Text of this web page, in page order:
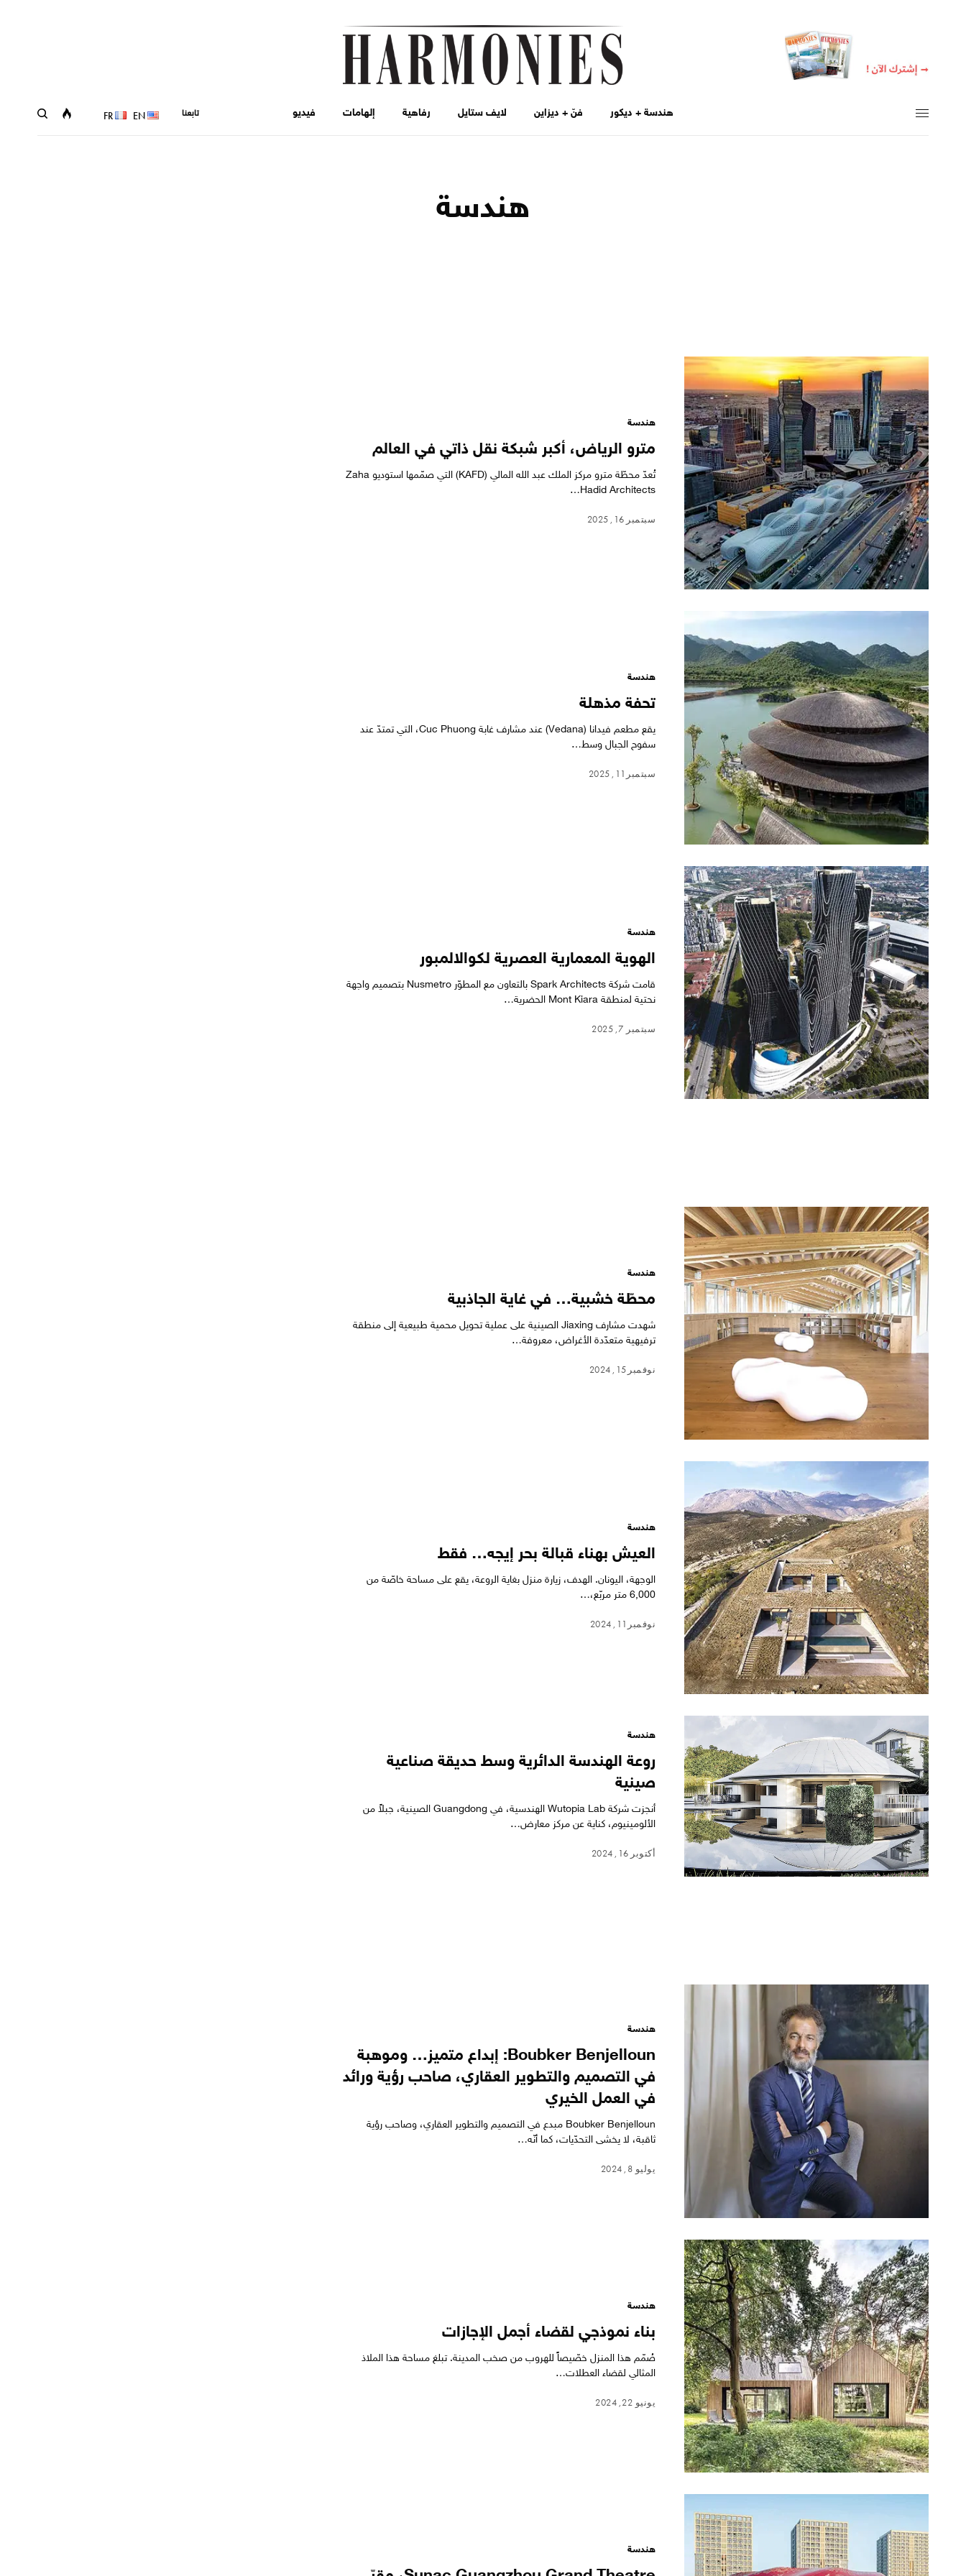
هندسة + ديكور فنّ + ديزاين لايف ستايل رفاهية إلهامات فيديو تابعنا EN
FR
هندسة
هندسة
مترو الرياض، أكبر شبكة نقل ذاتي في العالم
تُعدّ محطّة مترو مركز الملك عبد الله المالي (KAFD) التي صمّمها استوديو Zaha
Hadid Architects…
سبتمبر 16, 2025
هندسة
تحفة مذهلة
يقع مطعم فيدانا (Vedana) عند مشارف غابة Cuc Phuong، التي تمتدّ عند
سفوح الجبال وسط…
سبتمبر 11, 2025
هندسة
الهوية المعمارية العصرية لكوالالمبور
قامت شركة Spark Architects بالتعاون مع المطوّر Nusmetro بتصميم واجهة
نحتية لمنطقة Mont Kiara الحضرية…
سبتمبر 7, 2025
هندسة
محطّة خشبية… في غاية الجاذبية
شهدت مشارف Jiaxing الصينية على عملية تحويل محمية طبيعية إلى منطقة
ترفيهية متعدّدة الأغراض، معروفة…
نوفمبر 15, 2024
هندسة
العيش بهناء قبالة بحر إيجه… فقط
الوجهة، اليونان. الهدف، زيارة منزل بغاية الروعة، يقع على مساحة خاصّة من
6,000 متر مربّع،…
نوفمبر 11, 2024
هندسة
روعة الهندسة الدائرية وسط حديقة صناعية
صينية
أنجزت شركة Wutopia Lab الهندسية، في Guangdong الصينية، جبلاً من
الألومينيوم، كناية عن مركز معارض…
أكتوبر 16, 2024
هندسة
Boubker Benjelloun: إبداع متميز… وموهبة
في التصميم والتطوير العقاري، صاحب رؤية ورائد
في العمل الخيري
Boubker Benjelloun مبدع في التصميم والتطوير العقاري، وصاحب رؤية
ثاقبة، لا يخشى التحدّيات، كما أنّه…
يوليو 8, 2024
هندسة
بناء نموذجي لقضاء أجمل الإجازات
صُمّم هذا المنزل خصّيصاً للهروب من صخب المدينة. تبلغ مساحة هذا الملاذ
المثالي لقضاء العطلات…
يونيو 22, 2024
هندسة